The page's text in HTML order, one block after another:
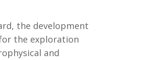
the development
the exploration
and